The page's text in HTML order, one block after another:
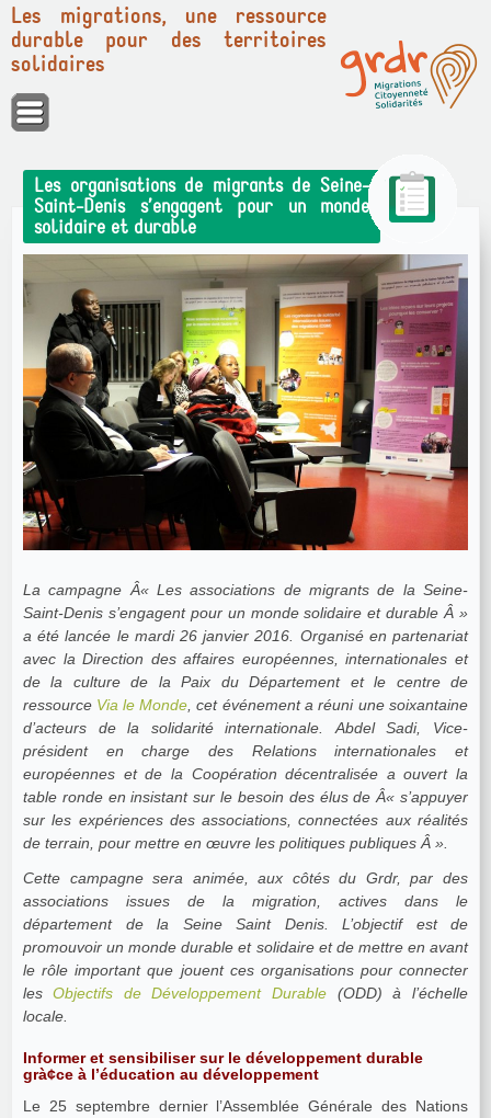
Panneau de gestion des cookies
Les migrations, une ressource
durable pour des territoires
solidaires
Les organisations de migrants de Seine-
Saint-Denis s’engagent pour un monde
solidaire et durable
La campagne Â« Les associations de migrants de la Seine-
Saint-Denis s’engagent pour un monde solidaire et durable Â »
a été lancée le mardi 26 janvier 2016. Organisé en partenariat
avec la Direction des affaires européennes, internationales et
de la culture de la Paix du Département et le centre de
ressource Via le Monde, cet événement a réuni une soixantaine
d’acteurs de la solidarité internationale. Abdel Sadi, Vice-
président en charge des Relations internationales et
européennes et de la Coopération décentralisée a ouvert la
table ronde en insistant sur le besoin des élus de Â« s’appuyer
sur les expériences des associations, connectées aux réalités
de terrain, pour mettre en œuvre les politiques publiquesÂ ».
Cette campagne sera animée, aux côtés du Grdr, par des
associations issues de la migration, actives dans le
département de la Seine Saint Denis. L’objectif est de
promouvoir un monde durable et solidaire et de mettre en avant
le rôle important que jouent ces organisations pour connecter
les Objectifs de Développement Durable (ODD) à l’échelle
locale.
Informer et sensibiliser sur le développement durable
grà¢ce à l’éducation au développement
Le 25 septembre dernier l’Assemblée Générale des Nations